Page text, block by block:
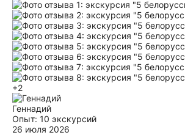
+2
Геннадий
Опыт: 10 экскурсий
26 июля 2026